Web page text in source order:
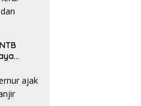
kritis,